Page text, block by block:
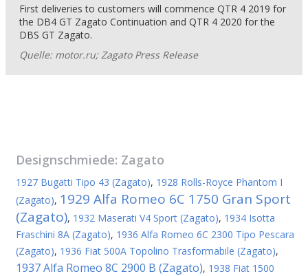
First deliveries to customers will commence QTR 4 2019 for
the DB4 GT Zagato Continuation and QTR 4 2020 for the
DBS GT Zagato.
Quelle: motor.ru; Zagato Press Release
Designschmiede: Zagato
1927 Bugatti Tipo 43 (Zagato), 1928 Rolls-Royce Phantom I
(Zagato), 1929 Alfa Romeo 6C 1750 Gran Sport
(Zagato), 1932 Maserati V4 Sport (Zagato), 1934 Isotta
Fraschini 8A (Zagato), 1936 Alfa Romeo 6C 2300 Tipo Pescara
(Zagato), 1936 Fiat 500A Topolino Trasformabile (Zagato),
1937 Alfa Romeo 8C 2900 B (Zagato), 1938 Fiat 1500